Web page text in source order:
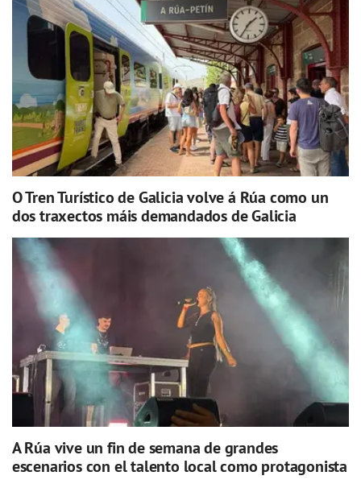
O Tren Turístico de Galicia volve á Rúa como un
dos traxectos máis demandados de Galicia
A Rúa vive un fin de semana de grandes
escenarios con el talento local como protagonista